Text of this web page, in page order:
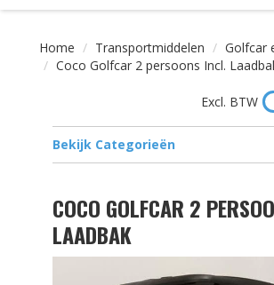
Home Transportmiddelen
Golfcar
Coco Golfcar 2 persoons Incl.
Excl. BTW
Bekijk Categorieën
COCO GOLFCAR 2
LAADBAK